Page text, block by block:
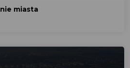
miasta